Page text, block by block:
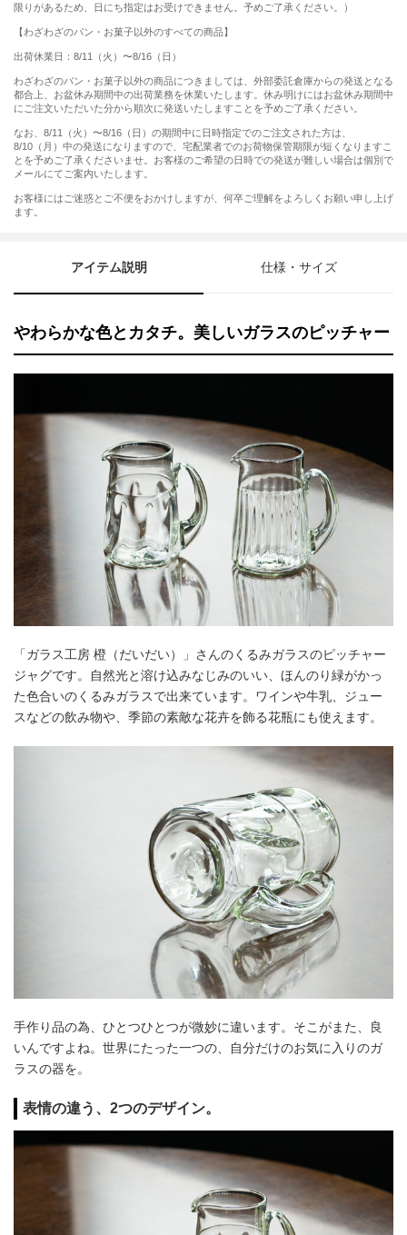
限りがあるため、日にち指定はお受けできません。予めご了承ください。）
【わざわざのパン・お菓子以外のすべての商品】
出荷休業日：8/11（火）〜8/16（日）
わざわざのパン・お菓子以外の商品につきましては、外部委託倉庫からの発送となる
都合上、お盆休み期間中の出荷業務を休業いたします。休み明けにはお盆休み期間中
にご注文いただいた分から順次に発送いたしますことを予めご了承ください。
なお、8/11（火）〜8/16（日）の期間中に日時指定でのご注文された方は、
8/10（月）中の発送になりますので、宅配業者でのお荷物保管期限が短くなりますこ
とを予めご了承くださいませ。お客様のご希望の日時での発送が難しい場合は個別で
メールにてご案内いたします。
お客様にはご迷惑とご不便をおかけしますが、何卒ご理解をよろしくお願い申し上げ
ます。
アイテム説明 仕様・サイズ
やわらかな色とカタチ。美しいガラスのピッチャー
「ガラス工房 橙（だいだい）」さんのくるみガラスのピッチャー
ジャグです。自然光と溶け込みなじみのいい、ほんのり緑がかっ
た色合いのくるみガラスで出来ています。ワインや牛乳、ジュー
スなどの飲み物や、季節の素敵な花卉を飾る花瓶にも使えます。
手作り品の為、ひとつひとつが微妙に違います。そこがまた、良
いんですよね。世界にたった一つの、自分だけのお気に入りのガ
ラスの器を。
表情の違う、2つのデザイン。